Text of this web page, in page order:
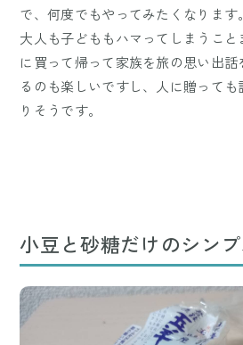
で、何度でもやってみたくなります。
大人も子どももハマってしまうこ
に買って帰って家族を旅の思い出
るのも楽しいですし、人に贈って
りそうです。
小豆と砂糖だけのシン